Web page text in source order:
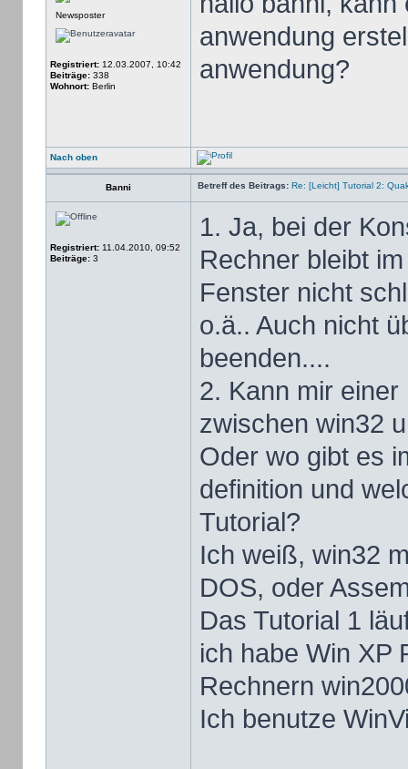
Newsposter
Registriert:12.03.2007, 10:42
Beiträge:338
Wohnort:Berlin
anwendung
anwendung?
Nach oben
Banni Betreff des Beitrags: Re: [Leicht] Tutorial 2:
Registriert:11.04.2010, 09:52
Beiträge:3
1. Ja, bei der
Rechner bleibt
Fenster nicht
o.ä.. Auch nicht
beenden....
2. Kann mir
zwischen win32
Oder wo gibt es
definition und
Tutorial?
Ich weiß, win32
DOS, oder
Das Tutorial 1
ich habe Win XP
Rechnern
Ich benutze